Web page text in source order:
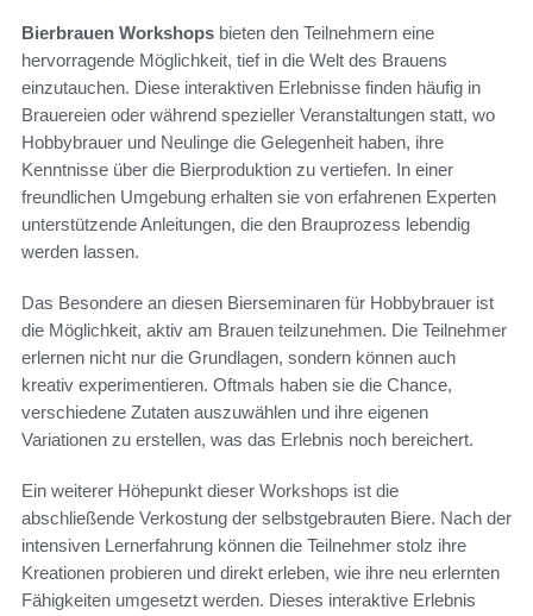
Bierbrauen Workshops bieten den Teilnehmern eine
hervorragende Möglichkeit, tief in die Welt des Brauens
einzutauchen. Diese interaktiven Erlebnisse finden häufig in
Brauereien oder während spezieller Veranstaltungen statt, wo
Hobbybrauer und Neulinge die Gelegenheit haben, ihre
Kenntnisse über die Bierproduktion zu vertiefen. In einer
freundlichen Umgebung erhalten sie von erfahrenen Experten
unterstützende Anleitungen, die den Brauprozess lebendig
werden lassen.
Das Besondere an diesen Bierseminaren für Hobbybrauer ist
die Möglichkeit, aktiv am Brauen teilzunehmen. Die Teilnehmer
erlernen nicht nur die Grundlagen, sondern können auch
kreativ experimentieren. Oftmals haben sie die Chance,
verschiedene Zutaten auszuwählen und ihre eigenen
Variationen zu erstellen, was das Erlebnis noch bereichert.
Ein weiterer Höhepunkt dieser Workshops ist die
abschließende Verkostung der selbstgebrauten Biere. Nach der
intensiven Lernerfahrung können die Teilnehmer stolz ihre
Kreationen probieren und direkt erleben, wie ihre neu erlernten
Fähigkeiten umgesetzt werden. Dieses interaktive Erlebnis